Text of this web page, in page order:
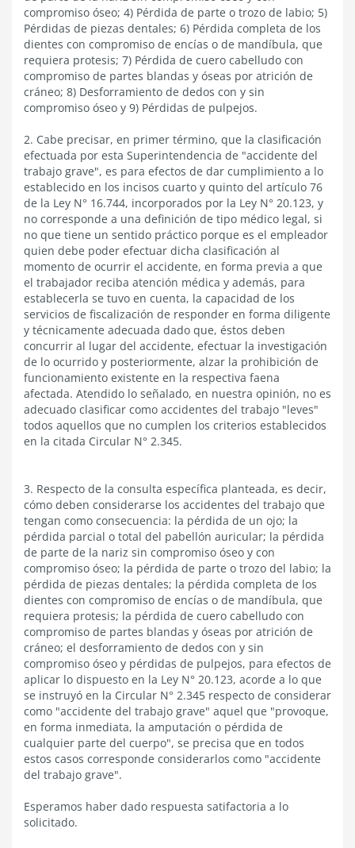
compromiso óseo; 4) Pérdida de parte o trozo de labio; 5)
Pérdidas de piezas dentales; 6) Pérdida completa de los
dientes con compromiso de encías o de mandíbula, que
requiera protesis; 7) Pérdida de cuero cabelludo con
compromiso de partes blandas y óseas por atrición de
cráneo; 8) Desforramiento de dedos con y sin
compromiso óseo y 9) Pérdidas de pulpejos.
2. Cabe precisar, en primer término, que la clasificación
efectuada por esta Superintendencia de "accidente del
trabajo grave", es para efectos de dar cumplimiento a lo
establecido en los incisos cuarto y quinto del artículo 76
de la Ley N° 16.744, incorporados por la Ley N° 20.123, y
no corresponde a una definición de tipo médico legal, si
no que tiene un sentido práctico porque es el empleador
quien debe poder efectuar dicha clasificación al
momento de ocurrir el accidente, en forma previa a que
el trabajador reciba atención médica y además, para
establecerla se tuvo en cuenta, la capacidad de los
servicios de fiscalización de responder en forma diligente
y técnicamente adecuada dado que, éstos deben
concurrir al lugar del accidente, efectuar la investigación
de lo ocurrido y posteriormente, alzar la prohibición de
funcionamiento existente en la respectiva faena
afectada. Atendido lo señalado, en nuestra opinión, no es
adecuado clasificar como accidentes del trabajo "leves"
todos aquellos que no cumplen los criterios establecidos
en la citada Circular N° 2.345.
3. Respecto de la consulta específica planteada, es decir,
cómo deben considerarse los accidentes del trabajo que
tengan como consecuencia: la pérdida de un ojo; la
pérdida parcial o total del pabellón auricular; la pérdida
de parte de la nariz sin compromiso óseo y con
compromiso óseo; la pérdida de parte o trozo del labio; la
pérdida de piezas dentales; la pérdida completa de los
dientes con compromiso de encías o de mandíbula, que
requiera protesis; la pérdida de cuero cabelludo con
compromiso de partes blandas y óseas por atrición de
cráneo; el desforramiento de dedos con y sin
compromiso óseo y pérdidas de pulpejos, para efectos de
aplicar lo dispuesto en la Ley N° 20.123, acorde a lo que
se instruyó en la Circular N° 2.345 respecto de considerar
como "accidente del trabajo grave" aquel que "provoque,
en forma inmediata, la amputación o pérdida de
cualquier parte del cuerpo", se precisa que en todos
estos casos corresponde considerarlos como "accidente
del trabajo grave".
Esperamos haber dado respuesta satifactoria a lo
solicitado.